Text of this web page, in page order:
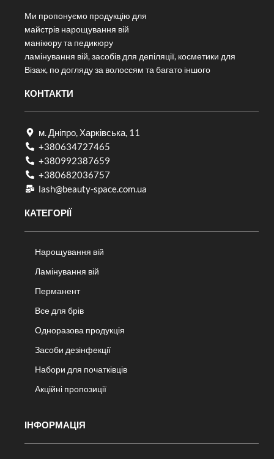
Ми пропонуємо продукцію для
майстрів нарощування вій
манікюру та педикюру
ламінування вій, засобів для депіляції, косметики для
Візаж, по догляду за волоссям та багато іншого
КОНТАКТИ
м. Дніпро, Харківська, 11
+380634727465
+380992387659
+380682036757​
lash@beauty-space.com.ua
КАТЕГОРІЇ
Нарощування вій
Ламінування вій
Перманент
Все для брів
Одноразова продукція
Засоби дезінфекції
Набори для початківців
Акційні пропозиції
ІНФОРМАЦІЯ